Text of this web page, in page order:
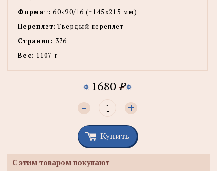
Формат: 60x90/16 (~145х215 мм)
Переплет:Твердый переплет
Страниц: 336
Вес: 1107 г
1680P
- +
Купить
С этим товаром покупают